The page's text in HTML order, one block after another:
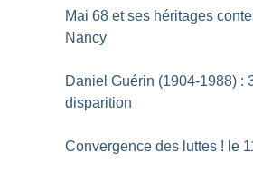
Mai 68 et ses héritages
Nancy
Daniel Guérin (1904-1988) :
disparition
Convergence des luttes ! le